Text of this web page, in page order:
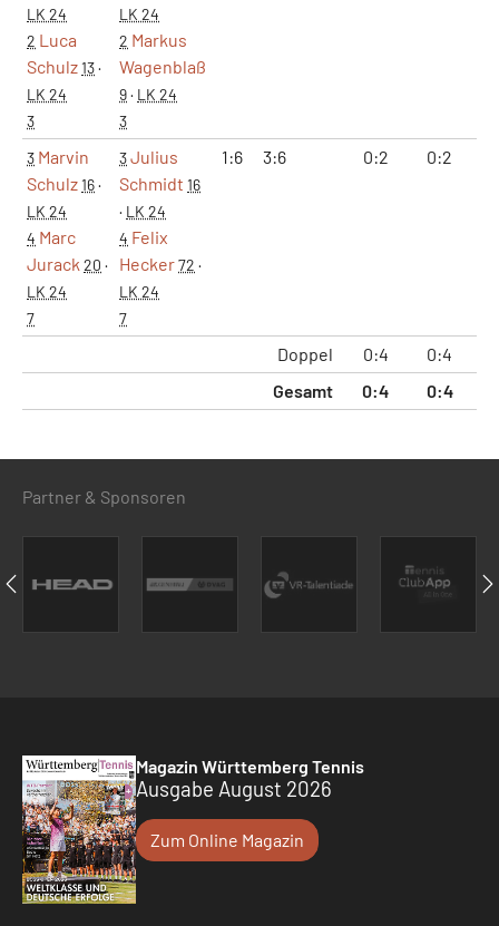
LK 24
2 Luca
Schulz13·
LK 24
3
LK 24
2 Markus
Wagenblaß
9· LK 24
3
3 Marvin
Schulz16·
LK 24
4 Marc
Jurack 20 ·
LK 24
7
3Julius
Schmidt 16
· LK 24
4 Felix
Hecker72 ·
LK 24
7
1:6 3:6 0:2 0:2
Doppel 0:4 0:4
Gesamt
0:4 0:4
Partner & Sponsoren
Magazin Württemberg Tennis
Ausgabe August 2026
Zum Online Magazin